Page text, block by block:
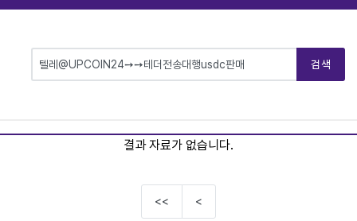
검색
결과 자료가 없습니다.
<< <